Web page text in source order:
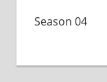
Season 04